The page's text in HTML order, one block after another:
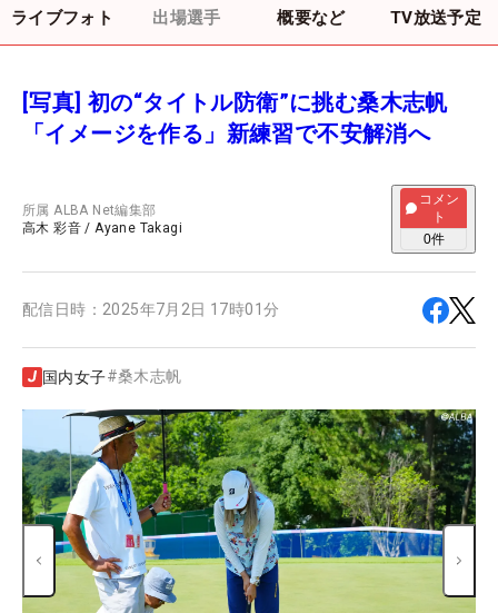
ライブフォト 出場選手 概要など TV放送予定
[写真] 初の“タイトル防衛”に挑む桑木志帆
「イメージを作る」新練習で不安解消へ
所属ALBA Net編集部
高木 彩音 /Ayane Takagi
コメン
ト
0件
配信日時： 2025年7月2日 17時01分
国内女子#桑木志帆